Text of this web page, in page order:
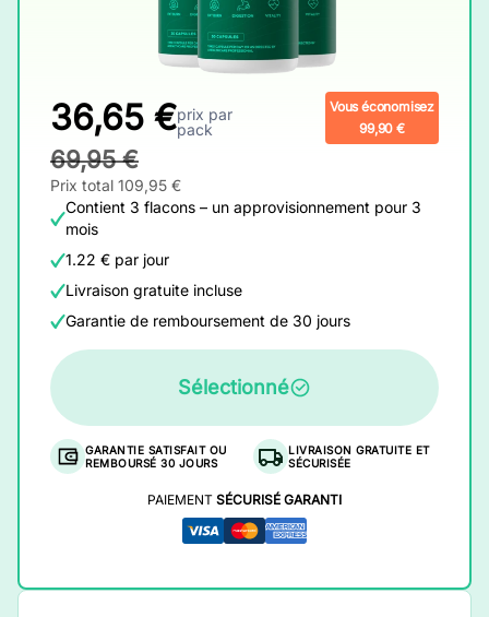
36,65 €prix par
pack
Vous économisez
99,90 €
69,95 €
Prix total 109,95 €
Contient 3 flacons – un approvisionnement pour 3
mois
1.22 € par jour
Livraison gratuite incluse
Garantie de remboursement de 30 jours
Sélectionné
GARANTIE SATISFAIT OU
REMBOURSÉ 30 JOURS
LIVRAISON GRATUITE ET
SÉCURISÉE
PAIEMENT SÉCURISÉ GARANTI